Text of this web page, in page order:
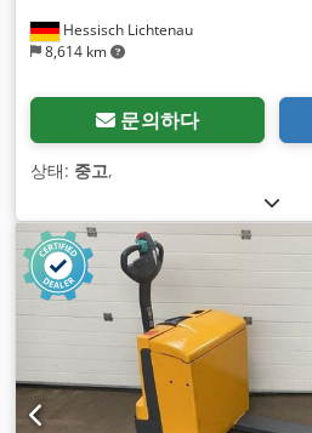
Hessisch Lichtenau
8,614 km
문의하다
상태: 중고,